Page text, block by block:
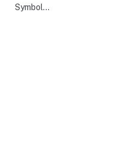
Symbol…